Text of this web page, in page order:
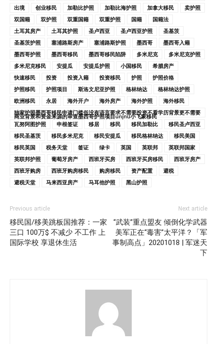
出境
创业移民 加勒比护照 加勒比海护照 加拿大移民
卖护照
双国籍
双护照 双重国籍 双重护照 国籍
国籍法
土耳其房产
土耳其护照 圣卢西亚 圣卢西亚护照
圣基茨
圣基茨护照
塞浦路斯房产 塞浦路斯护照 墨西哥
墨西哥入籍
墨西哥护照
墨西哥移民 墨西哥移民陷阱 多米尼克
多米尼克护照
多米尼克移民
安提瓜 安提瓜护照 小国移民
希腊房产
快速移民
投资 投资入籍 投资移民 护照
护照价格
护照移民
护照项目 斯洛文尼亚护照 格林纳达
格林纳达护照
欧洲移民
永居 海外开户 海外房产 海外护照
海外移民
独家护照墨西哥移民申请门槛低没有语言要求不需要投资不看学历背景更不需要
商业背景和资金来源的审查墨西哥护照项目unjnu小飞象移民
瓦努阿图护照
申根签证 移居 移民 移民加勒比
移民圣卢西亚
移民圣基茨
移民多米尼克 移民安提瓜 移民格林纳达
移民美国
移民英国
税务天堂 签证 绿卡 英国 英联邦
英联邦国家
英联邦护照
葡萄牙房产 西班牙买房 西班牙买房移民
西班牙房产
西班牙购房
西班牙购房移民 购房移民 资产配置
避税
避税天堂
马来西亚房产 马耳他护照 黑山护照
Previous article
移民国/移美跳板国推荐：一家
三口 100万$ 不减少 不工作 上
国际学校 享退休生活
Next article
“武装”重点盟友 倾倒化学武器
美军正在“毒害”太平洋？「军
事制高点」20201018 | 军迷天
下